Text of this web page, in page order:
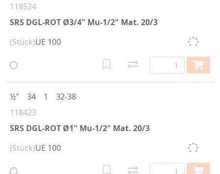
118524
SRS DGL-ROT Ø3/4" Mu-1/2" Mat. 20/3
(Stück)UE 100
118423
SRS DGL-ROT Ø1" Mu-1/2" Mat. 20/3
½″ 34 1 32-38
(Stück)UE 100